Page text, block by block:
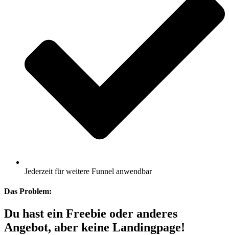
Jederzeit für weitere Funnel anwendbar
Das Problem:
Du hast ein Freebie oder anderes
Angebot, aber keine Landingpage!